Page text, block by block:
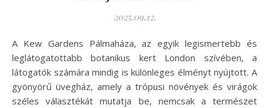
2025.09.12.
A Kew Gardens Pálmaháza, az egyik legismertebb és
leglátogatottabb botanikus kert London szívében, a
látogatók számára mindig is különleges élményt nyújtott. A
gyönyörű üvegház, amely a trópusi növények és virágok
széles választékát mutatja be, nemcsak a természet